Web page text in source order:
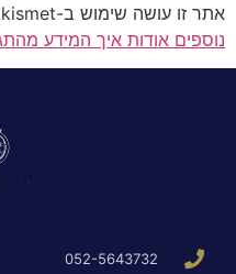
אתר זו עושה שימוש ב-Akismet כדי לסנן תגובות זבל.
נוספים אודות איך המידע
052-5643732